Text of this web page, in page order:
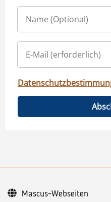
Mascus-Webseiten